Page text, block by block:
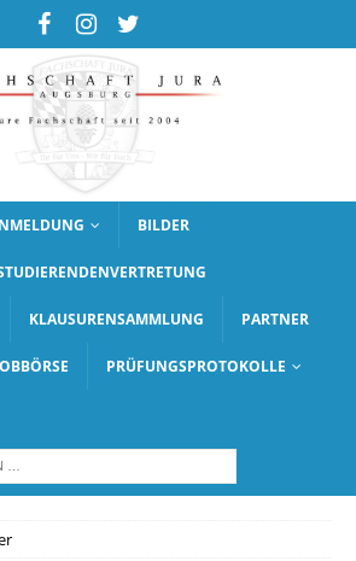
BILDER
KLAUSURENSAMMLUNG PARTNER
PRÜFUNGSPROTOKOLLE